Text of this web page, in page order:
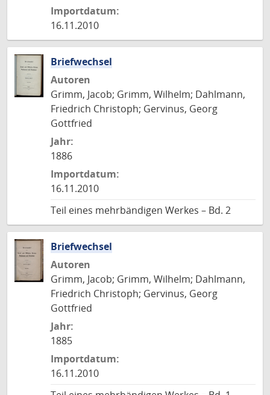
Importdatum:
16.11.2010
Briefwechsel
Autoren
Grimm, Jacob; Grimm, Wilhelm; Dahlmann,
Friedrich Christoph; Gervinus, Georg
Gottfried
Jahr:
1886
Importdatum:
16.11.2010
Teil eines mehrbändigen Werkes – Bd. 2
Briefwechsel
Autoren
Grimm, Jacob; Grimm, Wilhelm; Dahlmann,
Friedrich Christoph; Gervinus, Georg
Gottfried
Jahr:
1885
Importdatum:
16.11.2010